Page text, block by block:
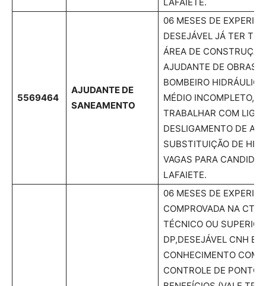
5569464
AJUDANTE DE
SANEAMENTO
06 MESES DE
DESEJÁVEL JÁ TER
ÁREA DE
AJUDANTE DE OBRAS,
BOMBEIRO
MÉDIO INCOMPLETO,
TRABALHAR COM
DESLIGAMENTO DE
SUBSTITUIÇÃO DE
VAGAS PARA
LAFAIETE.
06 MESES DE
COMPROVADA NA
TÉCNICO OU
DP,DESEJÁVEL CNH
CONHECIMENTO COM
CONTROLE DE PONTO;